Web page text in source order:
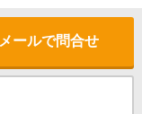
メールで問合せ